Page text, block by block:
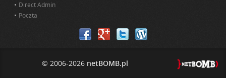
Direct Admin
Poczta
© 2006-2026 netBOMB.pl